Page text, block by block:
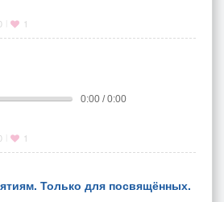
1
0:00 / 0:00
1
Только для посвящённых.